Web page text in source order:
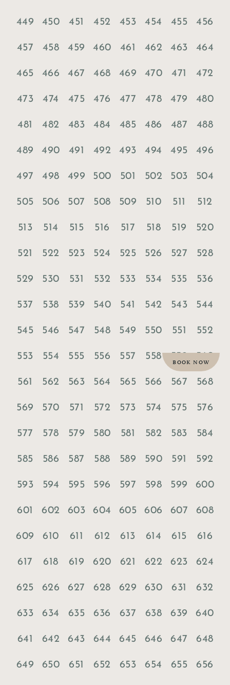
BOOK NOW
449 450 451 452 453 454 455 456
457 458 459 460 461 462 463 464
465 466 467 468 469 470 471 472
473 474 475 476 477 478 479 480
481 482 483 484 485 486 487 488
489 490 491 492 493 494 495 496
497 498 499 500 501 502 503 504
505 506 507 508 509 510 511 512
513 514 515 516 517 518 519 520
521 522 523 524 525 526 527 528
529 530 531 532 533 534 535 536
537 538 539 540 541 542 543 544
545 546 547 548 549 550 551 552
553 554 555 556 557 558
561 562 563 564 565 566 567 568
569 570 571 572 573 574 575 576
577 578 579 580 581 582 583 584
585 586 587 588 589 590 591 592
593 594 595 596 597 598 599 600
601 602 603 604 605 606 607 608
609 610 611 612 613 614 615 616
617 618 619 620 621 622 623 624
625 626 627 628 629 630 631 632
633 634 635 636 637 638 639 640
641 642 643 644 645 646 647 648
649 650 651 652 653 654 655 656